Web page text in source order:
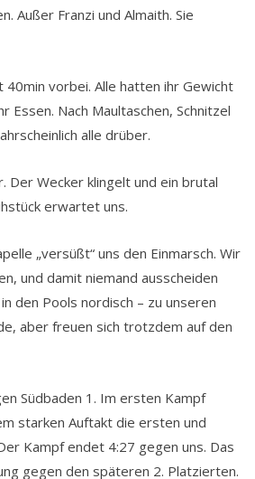
Außer Franzi und Almaith. Sie
40min vorbei. Alle hatten ihr Gewicht
Essen. Nach Maultaschen, Schnitzel
alle drüber.
Der Wecker klingelt und ein brutal
erwartet uns.
„versüßt“ uns den Einmarsch. Wir
und damit niemand ausscheiden
den Pools nordisch – zu unseren
aber freuen sich trotzdem auf den
Südbaden 1. Im ersten Kampf
starken Auftakt die ersten und
Kampf endet 4:27 gegen uns. Das
gegen den späteren 2. Platzierten.